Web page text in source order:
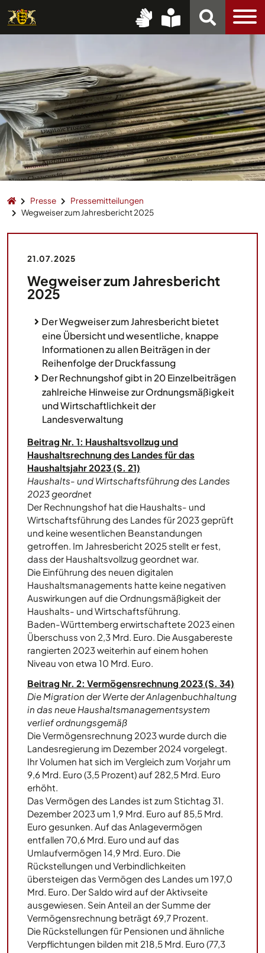
Presse
Pressemitteilungen
Wegweiser zum Jahresbericht 2025
21.07.2025
Wegweiser zum Jahresbericht
2025
Der Wegweiser zum Jahresbericht bietet
eine Übersicht und wesentliche, knappe
Informationen zu allen Beiträgen in der
Reihenfolge der Druckfassung
Der Rechnungshof gibt in 20 Einzelbeiträgen
zahlreiche Hinweise zur Ordnungsmäßigkeit
und Wirtschaftlichkeit der
Landesverwaltung
Beitrag Nr. 1: Haushaltsvollzug und
Haushaltsrechnung des Landes für das
Haushaltsjahr 2023 (S. 21)
Haushalts- und Wirtschaftsführung des Landes
2023 geordnet
Der Rechnungshof hat die Haushalts- und
Wirtschaftsführung des Landes für 2023 geprüft
und keine wesentlichen Beanstandungen
getroffen. Im Jahresbericht 2025 stellt er fest,
dass der Haushaltsvollzug geordnet war.
Die Einführung des neuen digitalen
Haushaltsmanagements hatte keine negativen
Auswirkungen auf die Ordnungsmäßigkeit der
Haushalts- und Wirtschaftsführung.
Baden-Württemberg erwirtschaftete 2023 einen
Überschuss von 2,3 Mrd. Euro. Die Ausgabereste
rangierten 2023 weiterhin auf einem hohen
Niveau von etwa 10 Mrd. Euro.
Beitrag Nr. 2: Vermögensrechnung 2023 (S. 34)
Die Migration der Werte der Anlagenbuchhaltung
in das neue Haushaltsmanagementsystem
verlief ordnungsgemäß
Die Vermögensrechnung 2023 wurde durch die
Landesregierung im Dezember 2024 vorgelegt.
Ihr Volumen hat sich im Vergleich zum Vorjahr um
9,6 Mrd. Euro (3,5 Prozent) auf 282,5 Mrd. Euro
erhöht.
Das Vermögen des Landes ist zum Stichtag 31.
Dezember 2023 um 1,9 Mrd. Euro auf 85,5 Mrd.
Euro gesunken. Auf das Anlagevermögen
entfallen 70,6 Mrd. Euro und auf das
Umlaufvermögen 14,9 Mrd. Euro. Die
Rückstellungen und Verbindlichkeiten
übersteigen das Vermögen des Landes um 197,0
Mrd. Euro. Der Saldo wird auf der Aktivseite
ausgewiesen. Sein Anteil an der Summe der
Vermögensrechnung beträgt 69,7 Prozent.
Die Rückstellungen für Pensionen und ähnliche
Verpflichtungen bilden mit 218,5 Mrd. Euro (77,3